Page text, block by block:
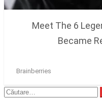
Caută